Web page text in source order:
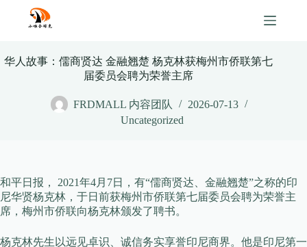
content
华人故事：儒商贤达 金融翘楚 杨克林获梅州市侨联第七
届委员会聘为荣誉主席
FRDMALL 内容团队
2026-07-13
Uncategorized
和平日报， 2021年4月7日，有“儒商贤达、金融翘楚”之称的印
尼华贤杨克林，于日前获梅州市侨联第七届委员会聘为荣誉主
席，梅州市侨联向杨克林颁发了聘书。
杨克林先生以远见卓识、诚信务实享誉印尼商界。他是印尼第一